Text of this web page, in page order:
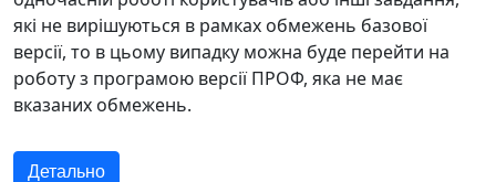
які не вирішуються в рамках обмежень базової
версії, то в цьому випадку можна буде перейти на
роботу з програмою версії ПРОФ, яка не має
вказаних обмежень.
Детально